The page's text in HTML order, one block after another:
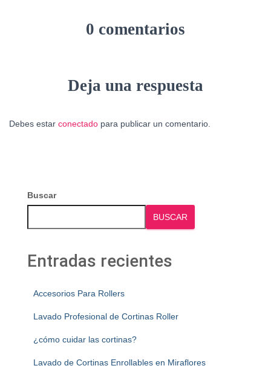
0 comentarios
Deja una respuesta
Debes estar conectado para publicar un comentario.
Buscar
BUSCAR
Entradas recientes
Accesorios Para Rollers
Lavado Profesional de Cortinas Roller
¿cómo cuidar las cortinas?
Lavado de Cortinas Enrollables en Miraflores